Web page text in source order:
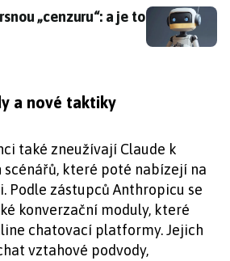
„cenzuru“: a je to pro dobro
„cenzuru“: a je to
a nové taktiky
také zneužívají Claude k
které poté nabízejí na
Podle zástupců Anthropicu se
konverzační moduly, které
chatovací platformy. Jejich
vztahové podvody,